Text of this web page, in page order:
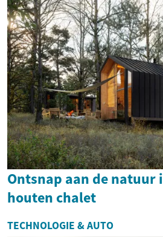
Ontsnap aan de natuur
houten chalet
TECHNOLOGIE & AUTO